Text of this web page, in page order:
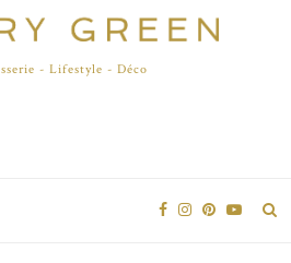
- Lifestyle - Déco